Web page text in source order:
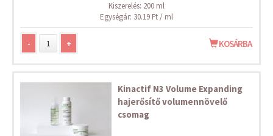
Kiszerelés: 200 ml
Egységár: 30.19 Ft / ml
- + KOSÁRBA
Kinactif N3 Volume Expanding
hajerősítő volumennövelő
csomag